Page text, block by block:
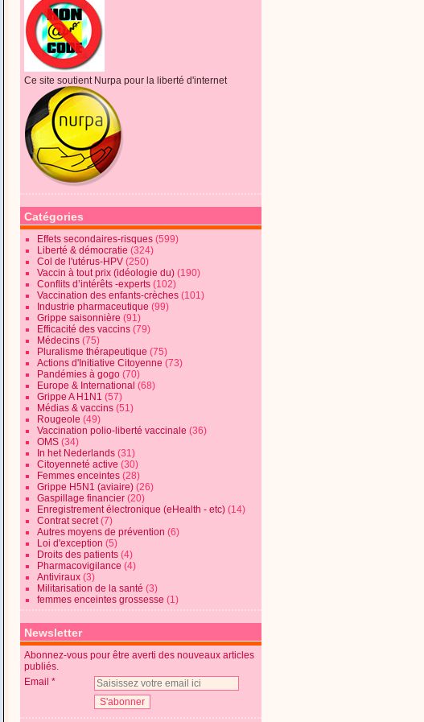
Ce site soutient Nurpa pour la liberté d'internet
Catégories
Effets secondaires-risques (599)
Liberté & démocratie (324)
Col de l'utérus-HPV (250)
Vaccin à tout prix (idéologie du) (190)
Conflits d’intérêts -experts (102)
Vaccination des enfants-crèches (101)
Industrie pharmaceutique (99)
Grippe saisonnière (91)
Efficacité des vaccins (79)
Médecins (75)
Pluralisme thérapeutique (75)
Actions d'Initiative Citoyenne (73)
Pandémies à gogo (70)
Europe & International (68)
Grippe A H1N1 (57)
Médias & vaccins (51)
Rougeole (49)
Vaccination polio-liberté vaccinale (36)
OMS (34)
In het Nederlands (31)
Citoyenneté active (30)
Femmes enceintes (28)
Grippe H5N1 (aviaire) (26)
Gaspillage financier (20)
Enregistrement électronique (eHealth - etc) (14)
Contrat secret(7)
Autres moyens de prévention (6)
Loi d'exception (5)
Droits des patients (4)
Pharmacovigilance (4)
Antiviraux (3)
Militarisation de la santé (3)
femmes enceintes grossesse (1)
Newsletter
Abonnez-vous pour être averti des nouveaux articles
publiés.
Email